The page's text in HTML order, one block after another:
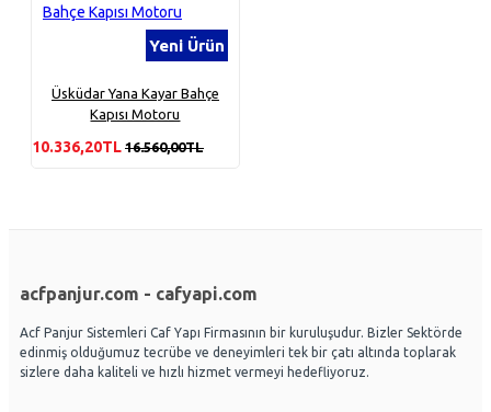
Yeni Ürün
Üsküdar Yana Kayar Bahçe
Kapısı Motoru
10.336,20TL 16.560,00TL
acfpanjur.com - cafyapi.com
Acf Panjur Sistemleri Caf Yapı Firmasının bir kuruluşudur. Bizler Sektörde
edinmiş olduğumuz tecrübe ve deneyimleri tek bir çatı altında toplarak
sizlere daha kaliteli ve hızlı hizmet vermeyi hedefliyoruz.